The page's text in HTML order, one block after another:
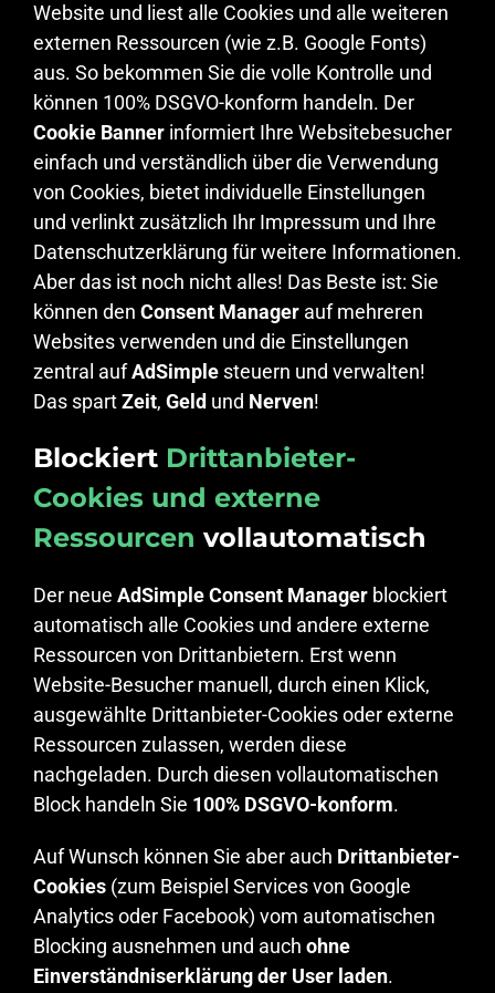
Website und liest alle Cookies und alle weiteren
externen Ressourcen (wie z.B. Google Fonts)
aus. So bekommen Sie die volle Kontrolle und
können 100% DSGVO-konform handeln. Der
Cookie Banner informiert Ihre Websitebesucher
einfach und verständlich über die Verwendung
von Cookies, bietet individuelle Einstellungen
und verlinkt zusätzlich Ihr Impressum und Ihre
Datenschutzerklärung für weitere Informationen.
Aber das ist noch nicht alles! Das Beste ist: Sie
können den Consent Manager auf mehreren
Websites verwenden und die Einstellungen
zentral aufAdSimple steuern und verwalten!
Das spartZeit, Geld und Nerven!
Blockiert Drittanbieter-
Cookies und externe
Ressourcen vollautomatisch
Der neue AdSimple Consent Manager blockiert
automatisch alle Cookies und andere externe
Ressourcen von Drittanbietern. Erst wenn
Website-Besucher manuell, durch einen Klick,
ausgewählte Drittanbieter-Cookies oder externe
Ressourcen zulassen, werden diese
nachgeladen. Durch diesen vollautomatischen
Block handeln Sie 100% DSGVO-konform.
Auf Wunsch können Sie aber auch Drittanbieter-
Cookies (zum Beispiel Services von Google
Analytics oder Facebook) vom automatischen
Blocking ausnehmen und auch ohne
Einverständniserklärung der User laden.